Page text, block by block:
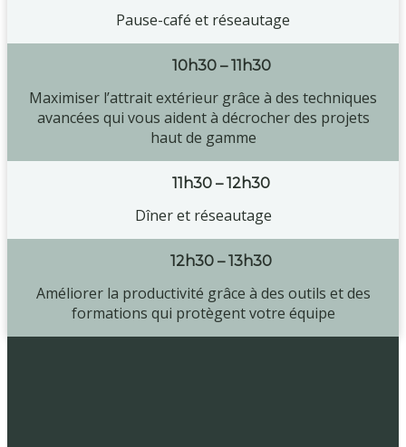
Pause-café et réseautage
10h30 – 11h30
Maximiser l’attrait extérieur grâce à des techniques
avancées qui vous aident à décrocher des projets
haut de gamme
11h30 – 12h30
Dîner et réseautage
12h30 – 13h30
Améliorer la productivité grâce à des outils et des
formations qui protègent votre équipe